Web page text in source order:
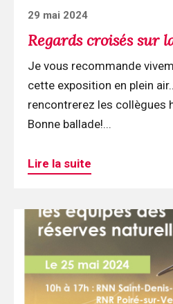
Posted
on
29 mai 2024
Regards croisés sur
Je vous recommande
cette exposition en plein
rencontrerez les collègues
Bonne ballade!...
Lire la suite
Continuer
lecture
Samedi,
profitez